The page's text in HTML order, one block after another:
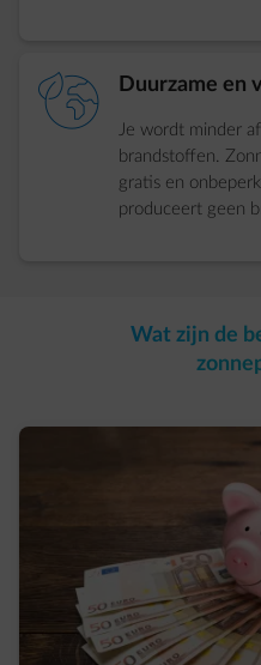
element-eco-planet Duurzame en
Je wordt minder
brandstoffen.
gratis en
produceert geen
Wat zijn de